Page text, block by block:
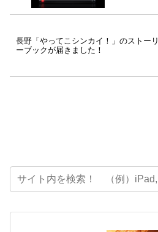
長野「やってこシンカイ！」のストーリ
ーブックが届きました！